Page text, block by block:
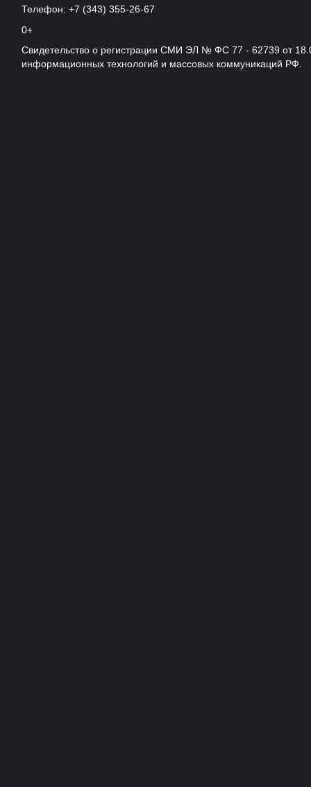
Телефон: +7 (343) 355-26-67
0+
Свидетельство о регистрации СМИ ЭЛ № ФС 77 - 62739 от
информационных технологий и массовых коммуникаций РФ.